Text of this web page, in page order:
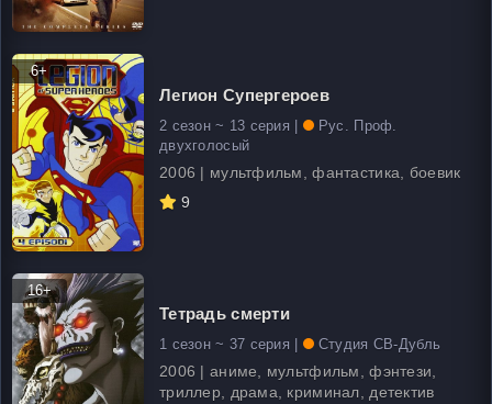
6+
Легион Супергероев
2 сезон ~ 13 серия |
Рус. Проф.
двухголосый
2006 | мультфильм, фантастика, боевик
9
16+
Тетрадь смерти
1 сезон ~ 37 серия | Студия СВ-Дубль
2006 | аниме, мультфильм, фэнтези,
триллер, драма, криминал, детектив